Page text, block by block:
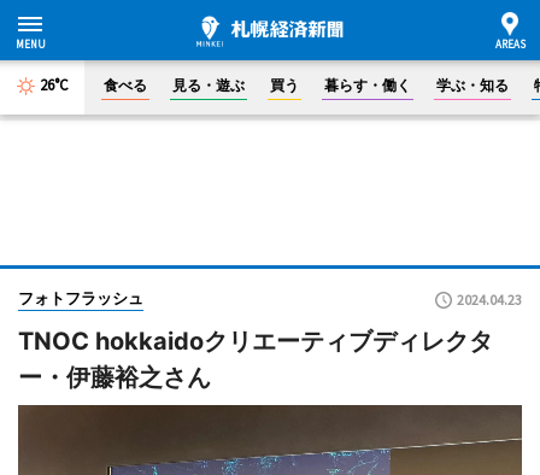
26°C 食べる 見る・遊ぶ 買う 暮らす・働く 学ぶ・知る
フォトフラッシュ 2024.04.23
TNOC hokkaidoクリエーティブディレクタ
ー・伊藤裕之さん